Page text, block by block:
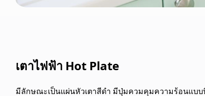
เตาไฟฟ้า Hot Plate
มีลักษณะเป็นแผ่นหัวเตาสีดำ มีปุ่มควมคุมความร้อนแบ